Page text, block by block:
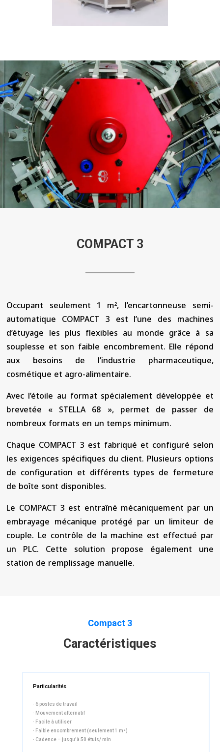
COMPACT 3
Occupant seulement 1 m², l’encartonneuse semi-
automatique COMPACT 3 est l’une des machines
d’étuyage les plus flexibles au monde grâce à sa
souplesse et son faible encombrement. Elle répond
aux besoins de l’industrie pharmaceutique,
cosmétique et agro-alimentaire.
Avec l’étoile au format spécialement développée et
brevetée « STELLA 68 », permet de passer de
nombreux formats en un temps minimum.
Chaque COMPACT 3 est fabriqué et configuré selon
les exigences spécifiques du client. Plusieurs options
de configuration et différents types de fermeture
de boîte sont disponibles.
Le COMPACT 3 est entraîné mécaniquement par un
embrayage mécanique protégé par un limiteur de
couple. Le contrôle de la machine est effectué par
un PLC. Cette solution propose également une
station de remplissage manuelle.
Compact 3
Caractéristiques
Particularités
· 6 postes de travail
· Mouvement alternatif
· Facile à utiliser
· Faible encombrement (seulement 1 m²)
· Cadence – jusqu’à 50 étuis/ min